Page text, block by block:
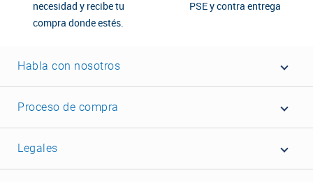
necesidad y recibe tu
compra donde estés.
PSE y contra entrega
Habla con nosotros
Proceso de compra
Legales